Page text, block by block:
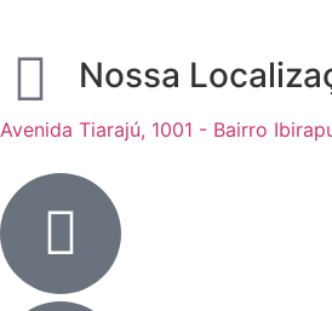
Nossa
Avenida Tiarajú, 1001 - Bairro